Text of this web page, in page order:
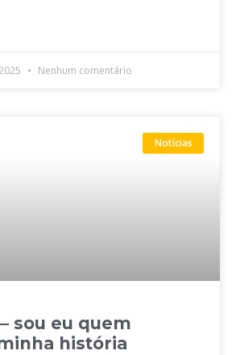
Nenhum comentário
Notícias
sou eu quem
história